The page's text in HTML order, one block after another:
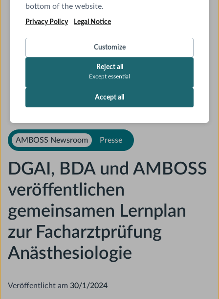
bottom of the website.
Privacy Policy Legal Notice
Customize
Reject all
Except essential
Accept all
AMBOSS Newsroom Presse
DGAI, BDA und AMBOSS
veröffentlichen
gemeinsamen Lernplan
zur Facharztprüfung
Anästhesiologie
Veröffentlicht am 30/1/2024